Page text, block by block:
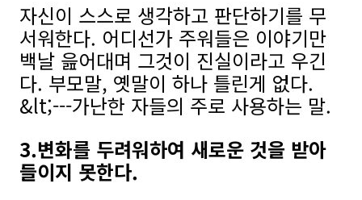
자신이 스스로 생각하고 판단하기를 무
서워한다. 어디선가 주워들은 이야기만
백날 읊어대며 그것이 진실이라고 우긴
다. 부모말, 옛말이 하나 틀린게 없다.
&lt;---가난한 자들의 주로 사용하는 말.
3.변화를 두려워하여 새로운 것을 받아
들이지 못한다.